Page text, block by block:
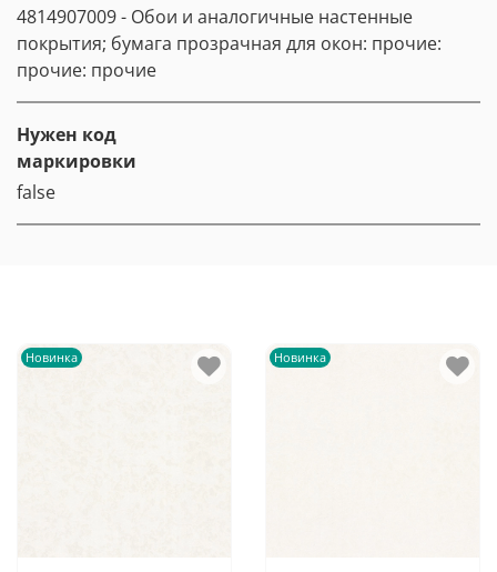
4814907009 - Обои и аналогичные настенные
покрытия; бумага прозрачная для окон: прочие:
прочие: прочие
Нужен код
маркировки
false
Новинка Новинка